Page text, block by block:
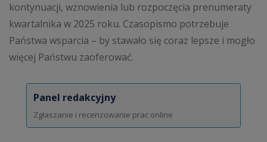
kontynuacji, wznowienia lub rozpoczęcia prenumeraty
kwartalnika w 2025 roku. Czasopismo potrzebuje
Państwa wsparcia – by stawało się coraz lepsze i mogło
więcej Państwu zaoferować.
Panel redakcyjny
Zgłaszanie i recenzowanie prac online